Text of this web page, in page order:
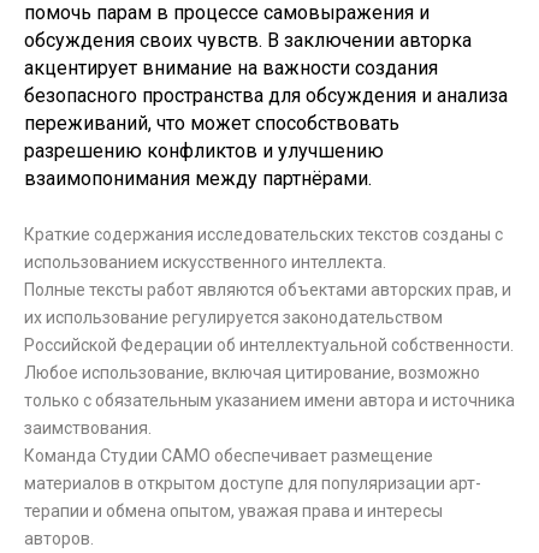
помочь парам в процессе самовыражения и
обсуждения своих чувств. В заключении авторка
акцентирует внимание на важности создания
безопасного пространства для обсуждения и анализа
переживаний, что может способствовать
разрешению конфликтов и улучшению
взаимопонимания между партнёрами.
Краткие содержания исследовательских текстов созданы с
использованием искусственного интеллекта.
Полные тексты работ являются объектами авторских прав, и
их использование регулируется законодательством
Российской Федерации об интеллектуальной собственности.
Любое использование, включая цитирование, возможно
только с обязательным указанием имени автора и источника
заимствования.
Команда Студии САМО обеспечивает размещение
материалов в открытом доступе для популяризации арт-
терапии и обмена опытом, уважая права и интересы
авторов.